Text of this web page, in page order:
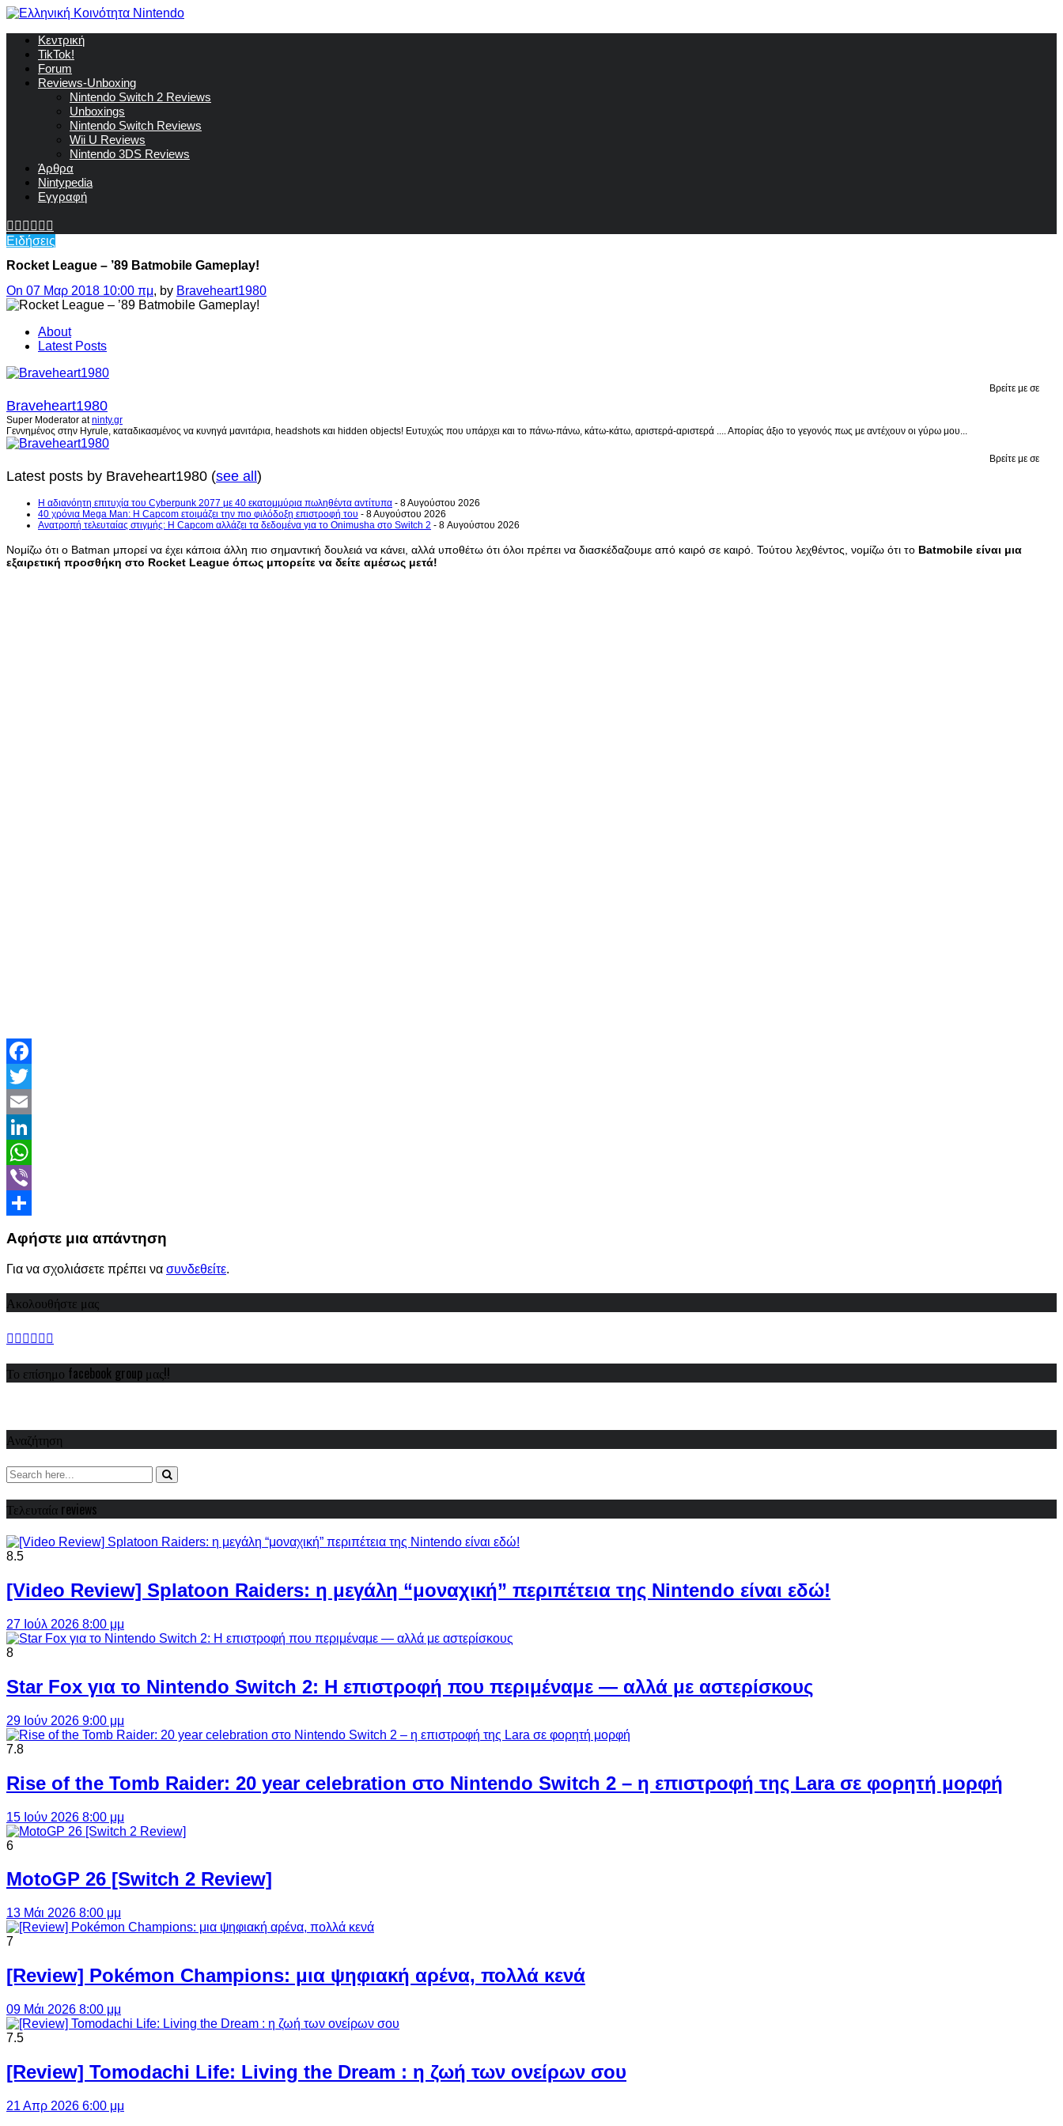
Κεντρική
TikTok!
Forum
Reviews-Unboxing
Nintendo Switch 2 Reviews
Unboxings
Nintendo Switch Reviews
Wii U Reviews
Nintendo 3DS Reviews
Άρθρα
Nintypedia
Εγγραφή
Ειδήσεις
Rocket League – ’89 Batmobile Gameplay!
On 07 Μαρ 2018 10:00 πμ, by Braveheart1980
About
Latest Posts
Βρείτε με σε
Braveheart1980
Super Moderator atninty.gr
Γεννημένος στην Hyrule, καταδικασμένος να κυνηγά μανιτάρια, headshots και hidden objects! Ευτυχώς που υπάρχει και το πάνω-πάνω, κάτω-κάτω, αριστερά-αριστερά .... Απορίας άξιο το γεγονός πως με αντέχουν οι γύρω μου...
Βρείτε με σε
Latest posts by Braveheart1980 (see all)
H αδιανόητη επιτυχία του Cyberpunk 2077 με 40 εκατομμύρια πωληθέντα αντίτυπα - 8 Αυγούστου 2026
40 χρόνια Mega Man: Η Capcom ετοιμάζει την πιο φιλόδοξη επιστροφή του - 8 Αυγούστου 2026
Ανατροπή τελευταίας στιγμής: Η Capcom αλλάζει τα δεδομένα για το Onimusha στο Switch 2 - 8 Αυγούστου 2026
Νομίζω ότι ο Batman μπορεί να έχει κάποια άλλη πιο σημαντική δουλειά να κάνει, αλλά υποθέτω ότι όλοι πρέπει να διασκέδαζουμε από καιρό σε καιρό. Τούτου λεχθέντος, νομίζω ότι το Batmobile είναι μια
εξαιρετική προσθήκη στο Rocket League όπως μπορείτε να δείτε αμέσως μετά!
Facebook
Twitter
Email
LinkedIn
WhatsApp
Viber
Αφήστε μια απάντηση
Για να σχολιάσετε πρέπει να συνδεθείτε.
Ακολουθήστε μας
Το επίσημο facebook group μας!!
Αναζήτηση
Τελευταία reviews
8.5
[Video Review] Splatoon Raiders: η μεγάλη “μοναχική” περιπέτεια της Nintendo είναι εδώ!
27 Ιούλ 2026 8:00 μμ
8
Star Fox για το Nintendo Switch 2: Η επιστροφή που περιμέναμε — αλλά με αστερίσκους
29 Ιούν 2026 9:00 μμ
7.8
Rise of the Tomb Raider: 20 year celebration στο Nintendo Switch 2 – η επιστροφή της Lara σε φορητή μορφή
15 Ιούν 2026 8:00 μμ
6
MotoGP 26 [Switch 2 Review]
13 Μάι 2026 8:00 μμ
7
[Review] Pokémon Champions: μια ψηφιακή αρένα, πολλά κενά
09 Μάι 2026 8:00 μμ
7.5
[Review] Tomodachi Life: Living the Dream : η ζωή των ονείρων σου
21 Απρ 2026 6:00 μμ